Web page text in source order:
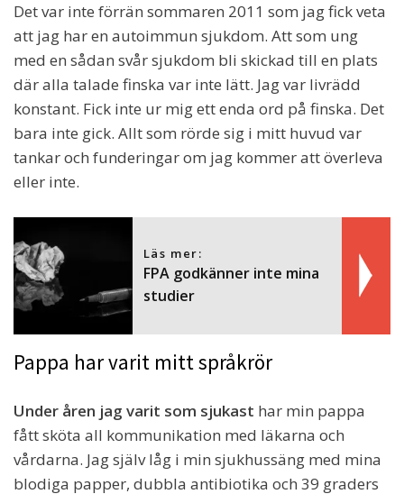
Det var inte förrän sommaren 2011 som jag fick veta
att jag har en autoimmun sjukdom. Att som ung
med en sådan svår sjukdom bli skickad till en plats
där alla talade finska var inte lätt. Jag var livrädd
konstant. Fick inte ur mig ett enda ord på finska. Det
bara inte gick. Allt som rörde sig i mitt huvud var
tankar och funderingar om jag kommer att överleva
eller inte.
Läs mer:
FPA godkänner inte mina
studier
Pappa har varit mitt språkrör
Under åren jag varit som sjukast har min pappa
fått sköta all kommunikation med läkarna och
vårdarna. Jag själv låg i min sjukhussäng med mina
blodiga papper, dubbla antibiotika och 39 graders